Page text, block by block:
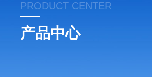
PRODUCT CENTER
产品中心